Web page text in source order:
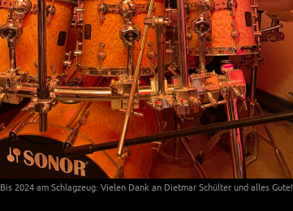
Bis 2024 am Schlagzeug: Vielen Dank an Dietmar Schülter und alles Gute!